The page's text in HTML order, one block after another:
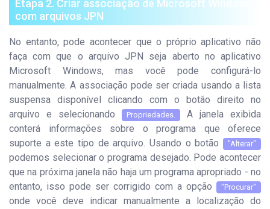
Etapa 2. Criar associação de Microsoft Windows
com arquivos JPN
No entanto, pode acontecer que o próprio aplicativo não
faça com que o arquivo JPN seja aberto no aplicativo
Microsoft Windows, mas você pode configurá-lo
manualmente. A associação pode ser criada usando a lista
suspensa disponível clicando com o botão direito no
arquivo e selecionando
Propriedades.
A janela exibida
conterá informações sobre o programa que oferece
suporte a este tipo de arquivo. Usando o botão
"Alterar"
podemos selecionar o programa desejado. Pode acontecer
que na próxima janela não haja um programa apropriado - no
entanto, isso pode ser corrigido com a opção
"Procurar"
onde você deve indicar manualmente a localização do